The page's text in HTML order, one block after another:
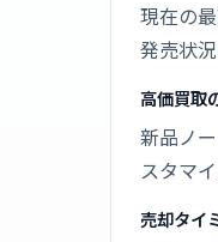
現在の
発売状
高価買取
新品ノ
スタマ
売却タイ